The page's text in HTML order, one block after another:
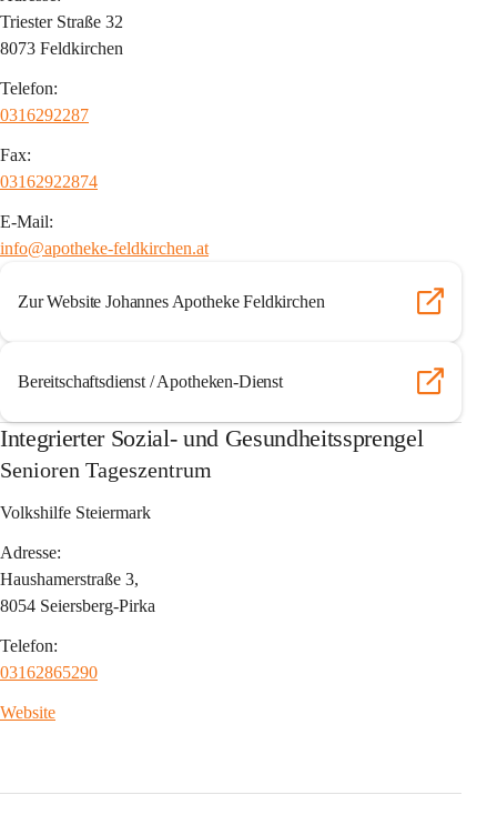
Triester Straße 32
8073 Feldkirchen
Telefon:
0316292287
Fax:
03162922874
E-Mail:
info@apotheke-feldkirchen.at
Zur Website Johannes Apotheke Feldkirchen
Bereitschaftsdienst / Apotheken-Dienst
Integrierter Sozial- und Gesundheitssprengel
Senioren Tageszentrum
Volkshilfe Steiermark
Adresse:
Haushamerstraße 3,
8054 Seiersberg-Pirka
Telefon:
03162865290
Website